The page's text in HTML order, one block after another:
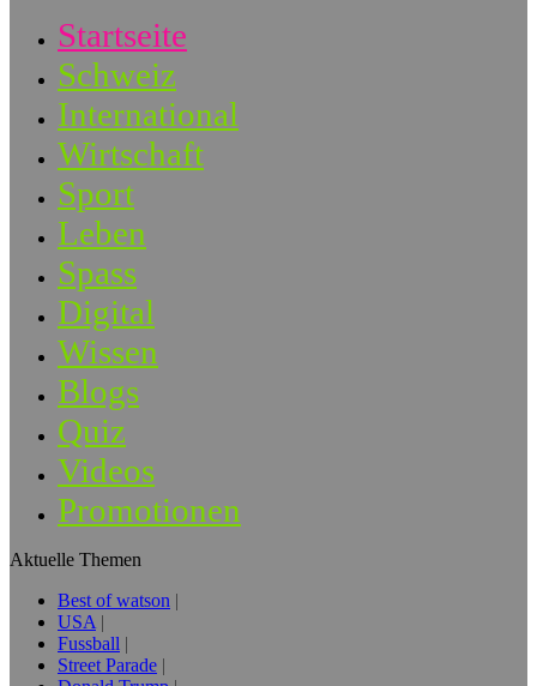
Startseite
Schweiz
International
Wirtschaft
Sport
Leben
Spass
Digital
Wissen
Blogs
Quiz
Videos
Promotionen
Aktuelle Themen
Best of watson
USA
Fussball
Street Parade